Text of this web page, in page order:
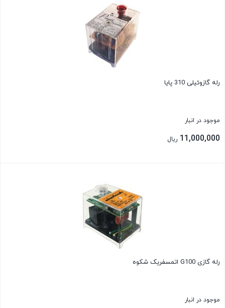
رله گازوئیلی 310 پایا
موجود در انبار
11,000,000 ریال
رله گازی G100 اتمسفریک شکوه
موجود در انبار